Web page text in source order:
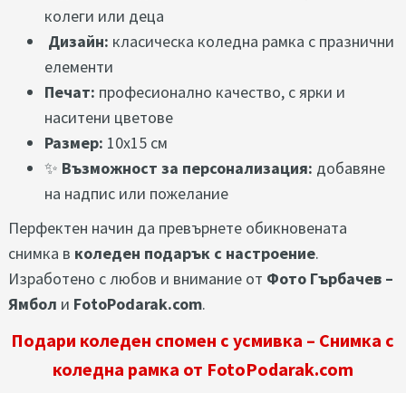
колеги или деца
Дизайн: класическа коледна рамка с празнични
елементи
Печат: професионално качество, с ярки и
наситени цветове
Размер: 10x15 см
✨ Възможност за персонализация: добавяне
на надпис или пожелание
Перфектен начин да превърнете обикновената
снимка в коледен подарък с настроение.
Изработено с любов и внимание от Фото Гърбачев –
Ямбол и FotoPodarak.com.
Подари коледен спомен с усмивка – Снимка с
коледна рамка от FotoPodarak.com